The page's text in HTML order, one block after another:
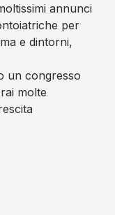
annunci
per
e dintorni,
un congresso
molte